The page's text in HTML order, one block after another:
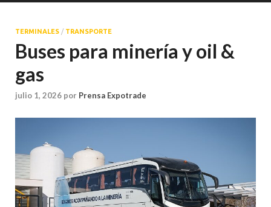
TERMINALES / TRANSPORTE
Buses para minería y oil &
gas
julio 1, 2026 por Prensa Expotrade